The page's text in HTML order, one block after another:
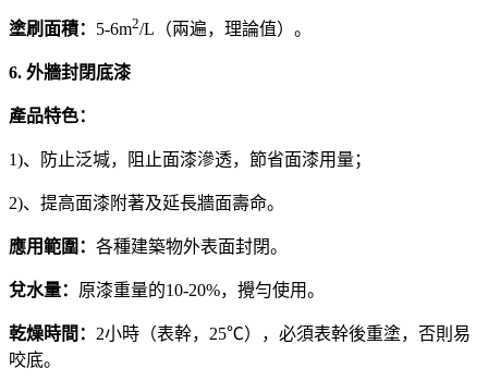
塗刷面積： 5-6m2/L（兩遍，理論值）。
6. 外牆封閉底漆
產品特色：
1)、防止泛堿，阻止面漆滲透，節省面漆用量；
2)、提高面漆附著及延長牆面壽命。
應用範圍： 各種建築物外表面封閉。
兌水量： 原漆重量的10-20%，攪勻使用。
乾燥時間： 2小時（表幹，25℃），必須表幹後重塗，否則易
咬底。